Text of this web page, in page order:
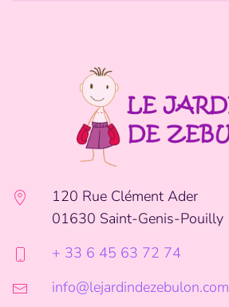
120 Rue Clément Ader
01630 Saint-Genis-Pouilly
+ 33 6 45 63 72 74
info@lejardindezebulon.com